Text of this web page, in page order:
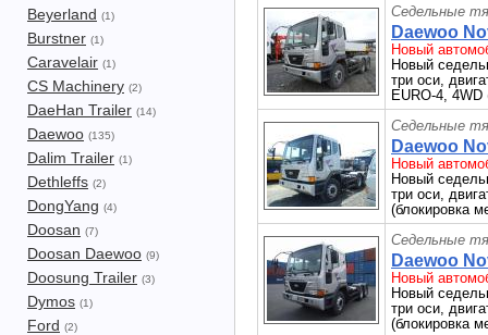
Beyerland (1)
Burstner (1)
Caravelair (1)
CS Machinery (2)
DaeHan Trailer (14)
Daewoo (135)
Dalim Trailer (1)
Dethleffs (2)
DongYang (4)
Doosan (7)
Doosan Daewoo (9)
Doosung Trailer (3)
Dymos (1)
Ford (2)
Седельные
Daewoo
Новый
Новый
три оси,
EURO-4,
Седельные
Daewoo
Новый
Новый
три оси,
(блокировка
Седельные
Daewoo
Новый
Новый
три оси,
(блокировка